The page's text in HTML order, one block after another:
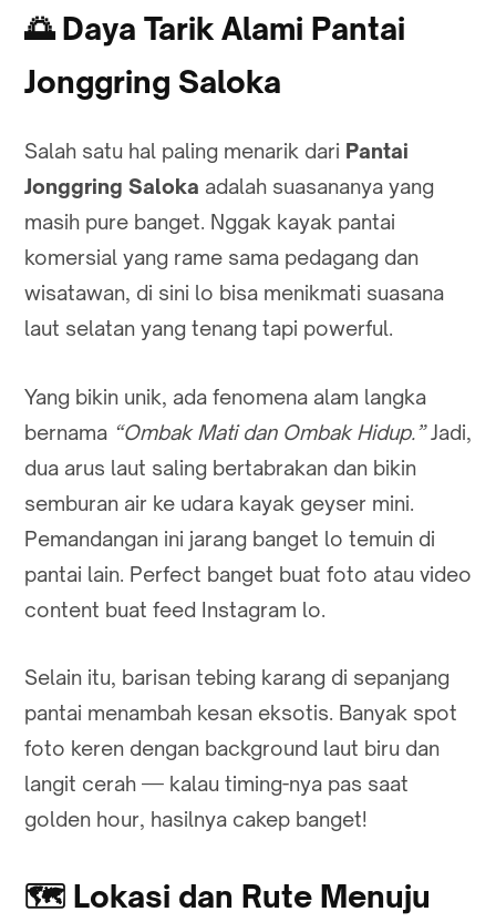
🌅Daya Tarik Alami Pantai
Jonggring Saloka
Salah satu hal paling menarik dari Pantai
Jonggring Saloka adalah suasananya yang
masih pure banget. Nggak kayak pantai
komersial yang rame sama pedagang dan
wisatawan, di sini lo bisa menikmati suasana
laut selatan yang tenang tapi powerful.
Yang bikin unik, ada fenomena alam langka
bernama “Ombak Mati dan Ombak Hidup.”Jadi,
dua arus laut saling bertabrakan dan bikin
semburan air ke udara kayak geyser mini.
Pemandangan ini jarang banget lo temuin di
pantai lain. Perfect banget buat foto atau video
content buat feed Instagram lo.
Selain itu, barisan tebing karang di sepanjang
pantai menambah kesan eksotis. Banyak spot
foto keren dengan background laut biru dan
langit cerah — kalau timing-nya pas saat
golden hour, hasilnya cakep banget!
🗺️ Lokasi dan Rute Menuju